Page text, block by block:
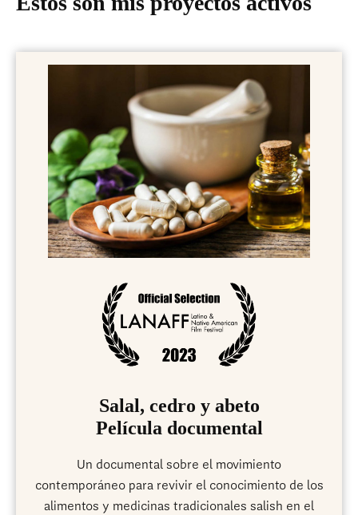
Salal, cedro y abeto
Película documental
Un documental sobre el movimiento
contemporáneo para revivir el conocimiento de los
alimentos y medicinas tradicionales salish en el